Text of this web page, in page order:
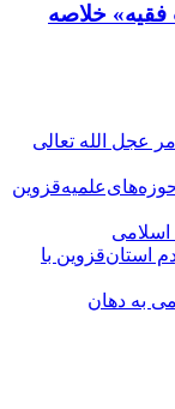
فقیه» خلاصه
عجل الله تعالی
استان‌قزوین با
به دهان